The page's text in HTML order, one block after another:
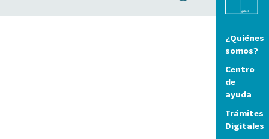
¿Quiénes
somos?
Centro
de
ayuda
Trámites
Digitales